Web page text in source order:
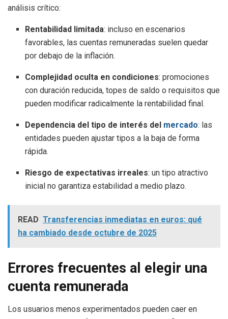
análisis crítico:
Rentabilidad limitada: incluso en escenarios
favorables, las cuentas remuneradas suelen quedar
por debajo de la inflación.
Complejidad oculta en condiciones: promociones
con duración reducida, topes de saldo o requisitos que
pueden modificar radicalmente la rentabilidad final.
Dependencia del tipo de interés del mercado: las
entidades pueden ajustar tipos a la baja de forma
rápida.
Riesgo de expectativas irreales: un tipo atractivo
inicial no garantiza estabilidad a medio plazo.
READ Transferencias inmediatas en euros: qué
ha cambiado desde octubre de 2025
Errores frecuentes al elegir una
cuenta remunerada
Los usuarios menos experimentados pueden caer en